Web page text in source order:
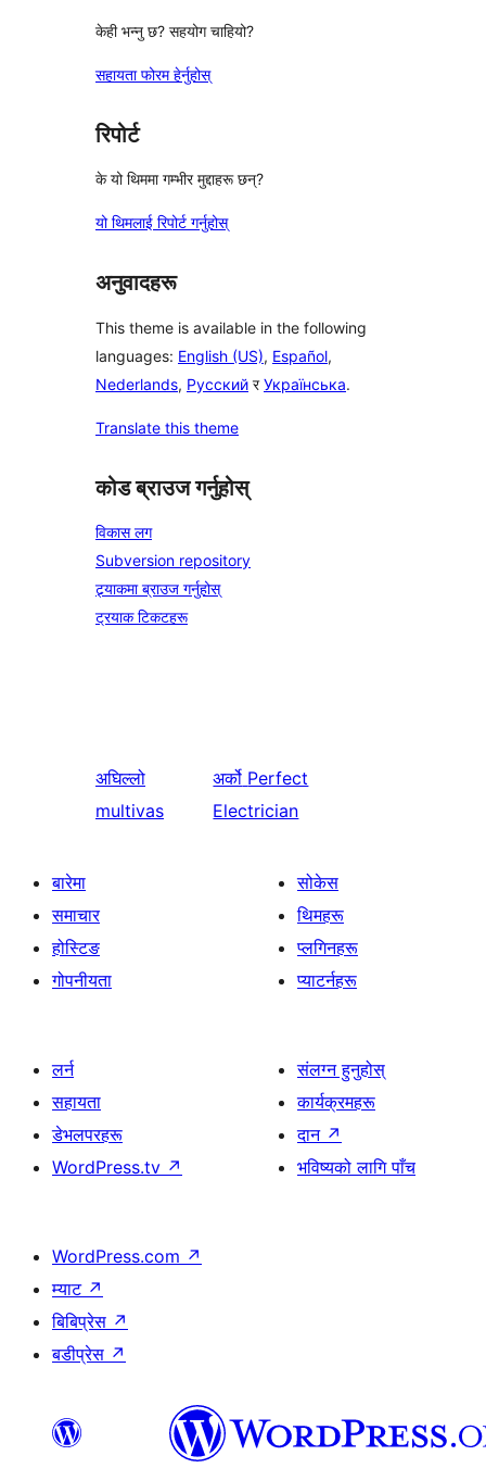
केही भन्नु छ? सहयोग चाहियो?
सहायता फोरम हेर्नुहोस्
रिपोर्ट
के यो थिममा गम्भीर मुद्दाहरू छन्?
यो थिमलाई रिपोर्ट गर्नुहोस्
अनुवादहरू
This theme is available in the following
languages: English (US), Español,
Nederlands, Русский रУкраїнська.
Translate this theme
कोड ब्राउज गर्नुहोस्
विकास लग
Subversion repository
ट्र्याकमा ब्राउज गर्नुहोस्
ट्रयाक टिकटहरू
अघिल्लो
multivas
अर्को Perfect
Electrician
बारेमा
समाचार
होस्टिङ
गोपनीयता
सोकेस
थिमहरू
प्लगिनहरू
प्याटर्नहरू
लर्न
सहायता
डेभलपरहरू
WordPress.tv ↗
संलग्न हुनुहोस्
कार्यक्रमहरू
दान ↗
भविष्यको लागि पाँच
WordPress.com ↗
म्याट ↗
बिबिप्रेस ↗
बडीप्रेस ↗